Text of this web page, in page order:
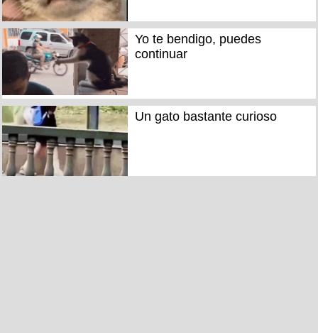
Yo te bendigo, puedes
continuar
Un gato bastante curioso